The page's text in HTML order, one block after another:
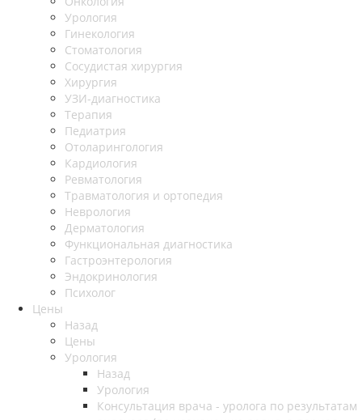
Урология
Гинекология
Стоматология
Сосудистая хирургия
Хирургия
УЗИ-диагностика
Терапия
Педиатрия
Отоларингология
Кардиология
Ревматология
Травматология и ортопедия
Неврология
Дерматология
Функциональная диагностика
Гастроэнтерология
Эндокринология
Психолог
Цены
Назад
Цены
Урология
Назад
Урология
Консультация врача - уролога по результатам